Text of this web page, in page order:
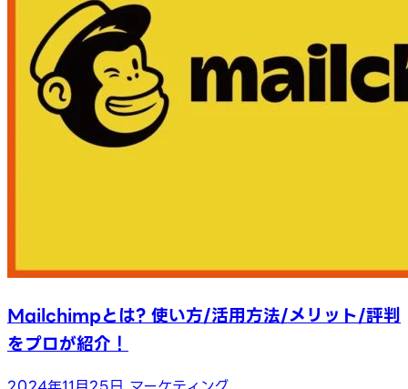
Mailchimpとは? 使い方/活用方法/メリット/評判
をプロが紹介！